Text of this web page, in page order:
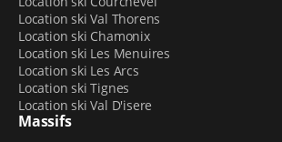
Location ski Val Thorens
Location ski Chamonix
Location ski Les Menuires
Location ski Les Arcs
Location ski Tignes
Location ski Val D'isere
Massifs